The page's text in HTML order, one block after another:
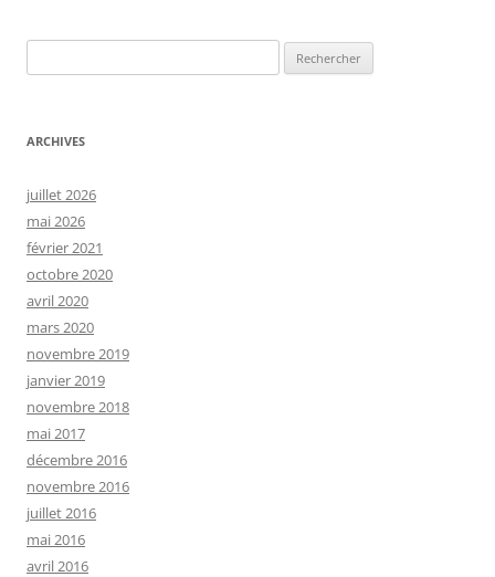
ARCHIVES
juillet 2026
mai 2026
février 2021
octobre 2020
avril 2020
mars 2020
novembre 2019
janvier 2019
novembre 2018
mai 2017
décembre 2016
novembre 2016
juillet 2016
mai 2016
avril 2016